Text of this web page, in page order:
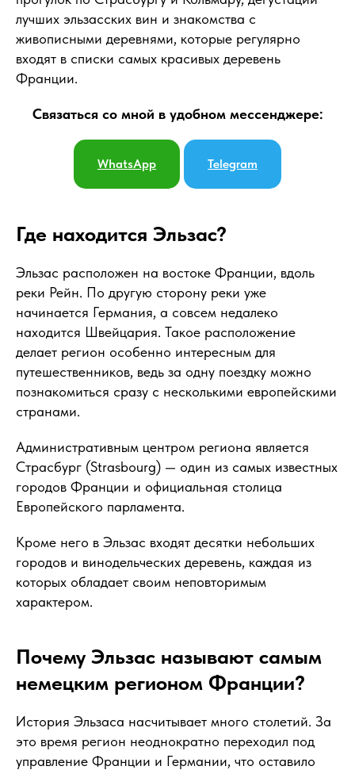
лучших эльзасских вин и знакомства с
живописными деревнями, которые регулярно
входят в списки самых красивых деревень
Франции.
Связаться со мной в удобном мессенджере:
WhatsApp Telegram
Где находится Эльзас?
Эльзас расположен на востоке Франции, вдоль
реки Рейн. По другую сторону реки уже
начинается Германия, а совсем недалеко
находится Швейцария. Такое расположение
делает регион особенно интересным для
путешественников, ведь за одну поездку можно
познакомиться сразу с несколькими европейскими
странами.
Административным центром региона является
Страсбург (Strasbourg) — один из самых известных
городов Франции и официальная столица
Европейского парламента.
Кроме него в Эльзас входят десятки небольших
городов и винодельческих деревень, каждая из
которых обладает своим неповторимым
характером.
Почему Эльзас называют самым
немецким регионом Франции?
История Эльзаса насчитывает много столетий. За
это время регион неоднократно переходил под
управление Франции и Германии, что оставило